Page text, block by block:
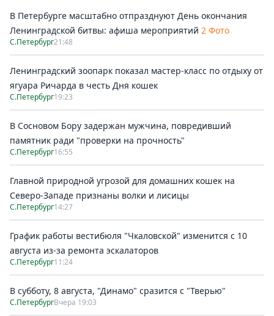
В Петербурге масштабно отпразднуют День окончания
Ленинградской битвы: афиша мероприятий 2 Фото
С.Петербург21:48
Ленинградский зоопарк показал мастер-класс по отдыху от
ягуара Ричарда в честь Дня кошек
С.Петербург19:23
В Сосновом Бору задержан мужчина, повредивший
памятник ради "проверки на прочность"
С.Петербург16:55
Главной природной угрозой для домашних кошек на
Северо-Западе признаны волки и лисицы
С.Петербург14:27
График работы вестибюля "Чкаловской" изменится с 10
августа из-за ремонта эскалаторов
С.Петербург11:24
В субботу, 8 августа, "Динамо" сразится с "Тверью"
С.ПетербургВчера 19:03